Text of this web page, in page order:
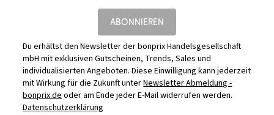
ABONNIEREN
Du erhältst den Newsletter der bonprix Handelsgesellschaft
mbH mit exklusiven Gutscheinen, Trends, Sales und
individualisierten Angeboten. Diese Einwilligung kann jederzeit
mit Wirkung für die Zukunft unterNewsletter Abmeldung -
bonprix.deoder am Ende jeder E-Mail widerrufen werden.
Datenschutzerklärung